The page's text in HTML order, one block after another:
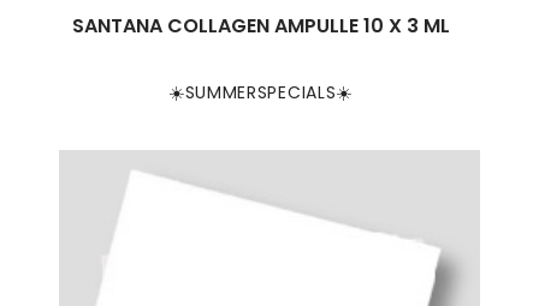
☀️SUMMERSPECIALS☀️
SANTANA COLLAGEN AMPULLE 10 X 3 ML